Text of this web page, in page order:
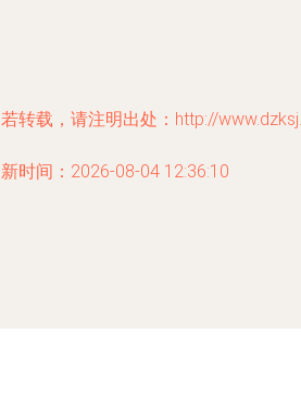
转载，请注明出处：http://
时间：2026-08-04 12:36:10